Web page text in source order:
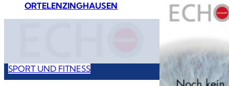
ORTELENZINGHAUSEN
SPORT UND FITNESS